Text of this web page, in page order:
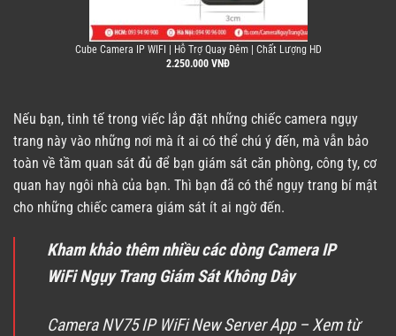
Cube Camera IP WIFI | Hỗ Trợ Quay Đêm | Chất Lượng HD
2.250.000 VNĐ
Nếu bạn, tinh tế trong viếc lắp đặt những chiếc camera ngụy
trang này vào những nơi mà ít ai có thể chú ý đến, mà vẫn bảo
toàn về tầm quan sát đủ để bạn giám sát căn phòng, công ty, cơ
quan hay ngôi nhà của bạn. Thì bạn đã có thể ngụy trang bí mật
cho những chiếc camera giám sát ít ai ngờ đến.
Kham khảo thêm nhiều các dòng Camera IP
WiFi Ngụy Trang Giám Sát Không Dây
Camera NV75 IP WiFi New Server App – Xem từ